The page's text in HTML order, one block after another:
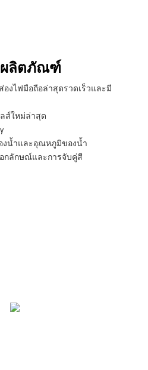
ผลิตภัณฑ์
งไฟมือถือล่าสุดรวดเร็วและมี
ลส์ใหม่ล่าสุด
งน้ำและอุณหภูมิของน้ำ
กลักษณ์และการจับคู่สี